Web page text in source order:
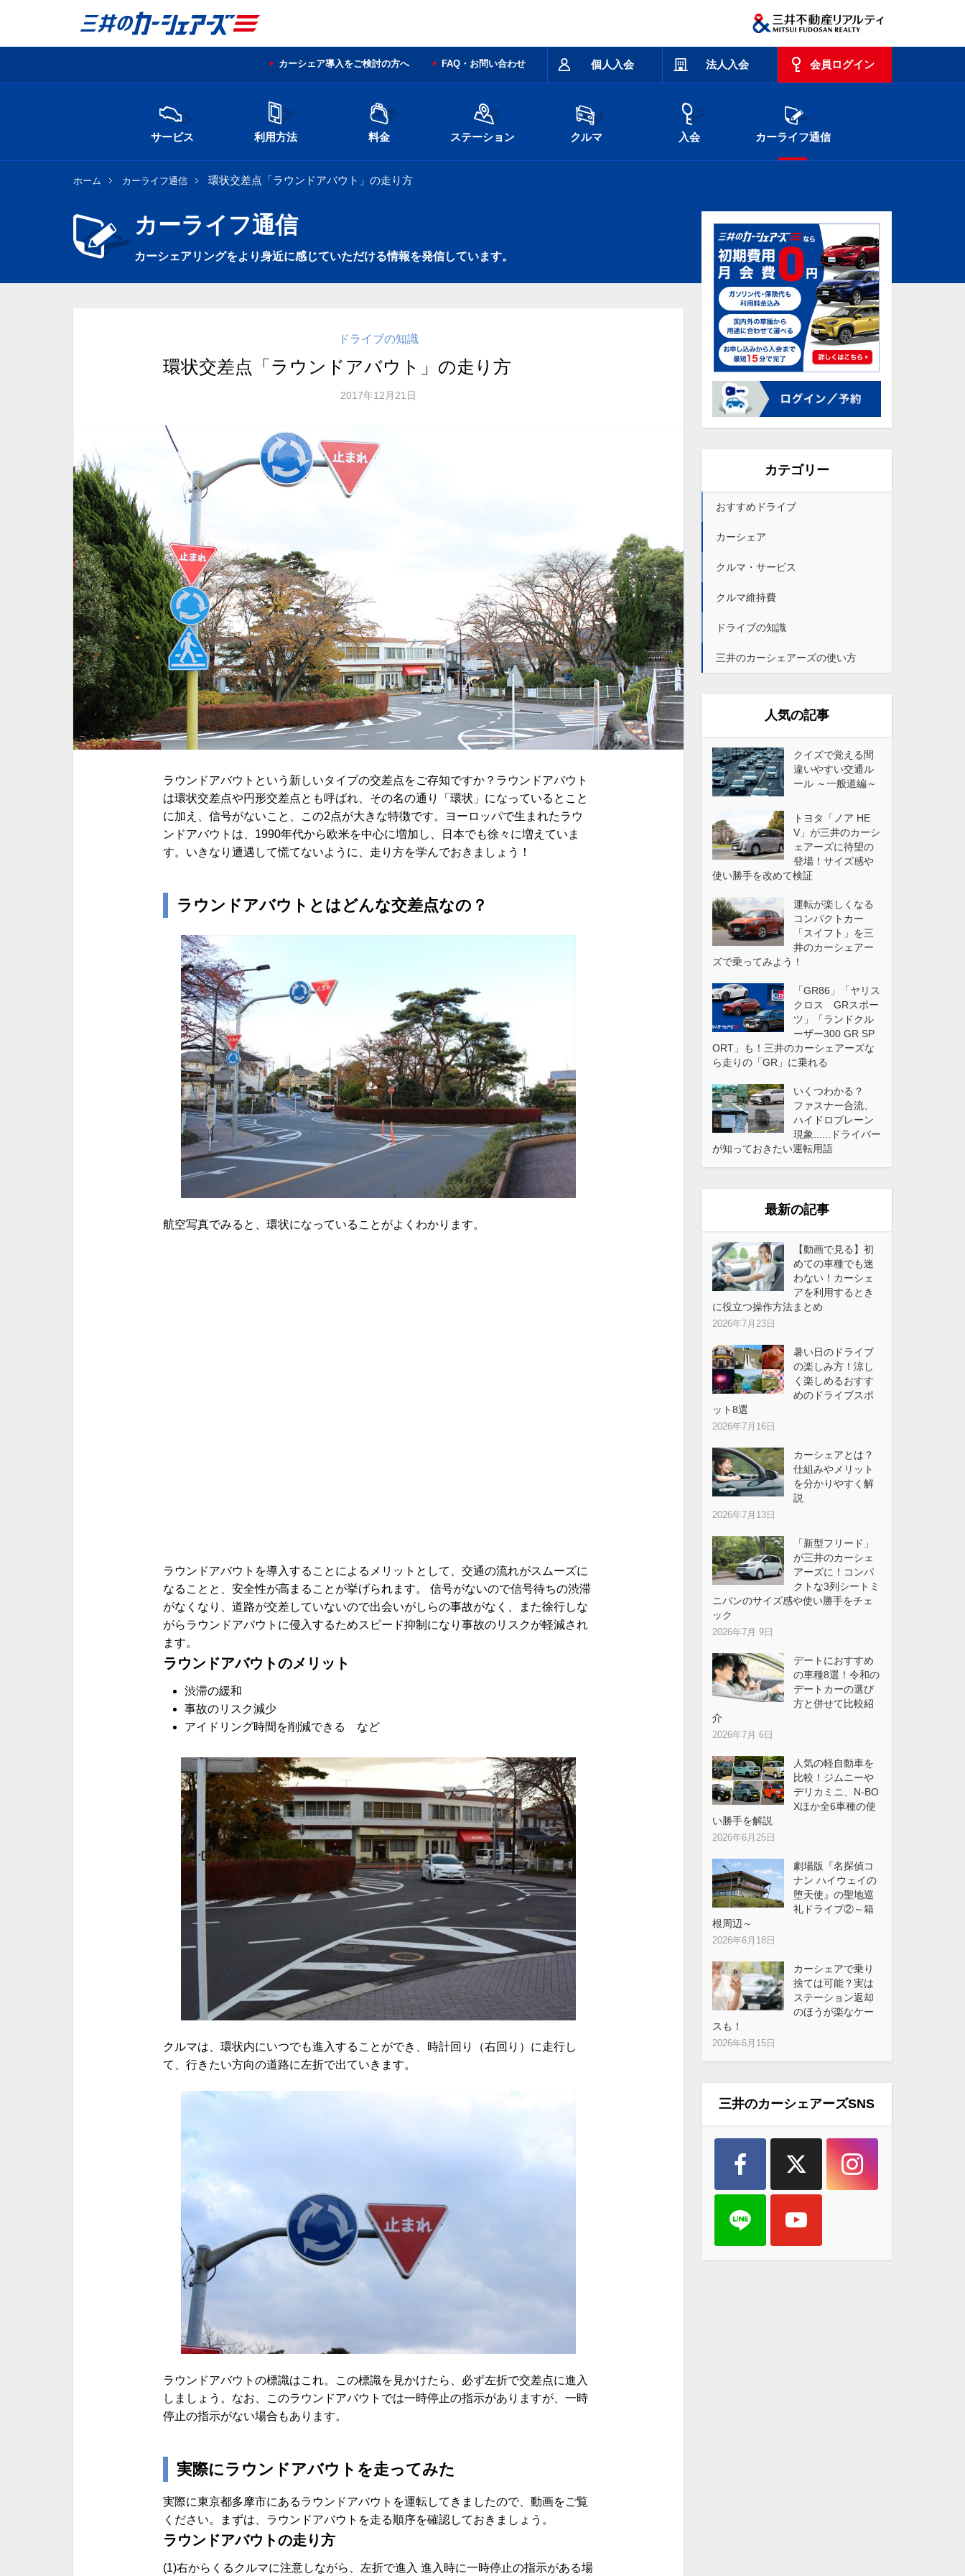
個人入会 法人入会 会員ログイン
カーシェア導入をご検討の方へ FAQ・お問い合わせ
サービス 利用方法 料金 ステーション クルマ 入会 カーライフ通信
ホーム カーライフ通信 環状交差点「ラウンドアバウト」の走り方
カーライフ通信
カーシェアリングをより身近に感じていただける情報を発信しています。
ドライブの知識
環状交差点「ラウンドアバウト」の走り方
2017年12月21日
ラウンドアバウトという新しいタイプの交差点をご存知ですか？ラウンドアバウト
は環状交差点や円形交差点とも呼ばれ、その名の通り「環状」になっているとこと
に加え、信号がないこと、この2点が大きな特徴です。ヨーロッパで生まれたラウ
ンドアバウトは、1990年代から欧米を中心に増加し、日本でも徐々に増えていま
す。いきなり遭遇して慌てないように、走り方を学んでおきましょう！
ラウンドアバウトとはどんな交差点なの？
航空写真でみると、環状になっていることがよくわかります。
ラウンドアバウトを導入することによるメリットとして、交通の流れがスムーズに
なることと、安全性が高まることが挙げられます。 信号がないので信号待ちの渋滞
がなくなり、道路が交差していないので出会いがしらの事故がなく、また徐行しな
がらラウンドアバウトに侵入するためスピード抑制になり事故のリスクが軽減され
ます。
ラウンドアバウトのメリット
渋滞の緩和
事故のリスク減少
アイドリング時間を削減できる など
クルマは、環状内にいつでも進入することができ、時計回り（右回り）に走行し
て、行きたい方向の道路に左折で出ていきます。
ラウンドアバウトの標識はこれ。この標識を見かけたら、必ず左折で交差点に進入
しましょう。なお、このラウンドアバウトでは一時停止の指示がありますが、一時
停止の指示がない場合もあります。
実際にラウンドアバウトを走ってみた
実際に東京都多摩市にあるラウンドアバウトを運転してきましたので、動画をご覧
ください。まずは、ラウンドアバウトを走る順序を確認しておきましょう。
ラウンドアバウトの走り方
(1)右からくるクルマに注意しながら、左折で進入 進入時に一時停止の指示がある場
カテゴリー
おすすめドライブ
カーシェア
クルマ・サービス
クルマ維持費
ドライブの知識
三井のカーシェアーズの使い方
人気の記事
クイズで覚える間
違いやすい交通ル
ール ～一般道編～
トヨタ「ノア HE
V」が三井のカーシ
ェアーズに待望の
登場！サイズ感や
使い勝手を改めて検証
運転が楽しくなる
コンパクトカー
「スイフト」を三
井のカーシェアー
ズで乗ってみよう！
「GR86」「ヤリス
クロス GRスポー
ツ」「ランドクル
ーザー300 GR SP
ORT」も！三井のカーシェアーズな
ら走りの「GR」に乗れる
いくつわかる？
ファスナー合流、
ハイドロプレーン
現象......ドライバー
が知っておきたい運転用語
最新の記事
【動画で見る】初
めての車種でも迷
わない！カーシェ
アを利用するとき
に役立つ操作方法まとめ
2026年7月23日
暑い日のドライブ
の楽しみ方！涼し
く楽しめるおすす
めのドライブスポ
ット8選
2026年7月16日
カーシェアとは？
仕組みやメリット
を分かりやすく解
説
2026年7月13日
「新型フリード」
が三井のカーシェ
アーズに！コンパ
クトな3列シートミ
ニバンのサイズ感や使い勝手をチェ
ック
2026年7月 9日
デートにおすすめ
の車種8選！令和の
デートカーの選び
方と併せて比較紹
介
2026年7月 6日
人気の軽自動車を
比較！ジムニーや
デリカミニ、N-BO
Xほか全6車種の使
い勝手を解説
2026年6月25日
劇場版『名探偵コ
ナン ハイウェイの
堕天使』の聖地巡
礼ドライブ②～箱
根周辺～
2026年6月18日
カーシェアで乗り
捨ては可能？実は
ステーション返却
のほうが楽なケー
スも！
2026年6月15日
三井のカーシェアーズSNS